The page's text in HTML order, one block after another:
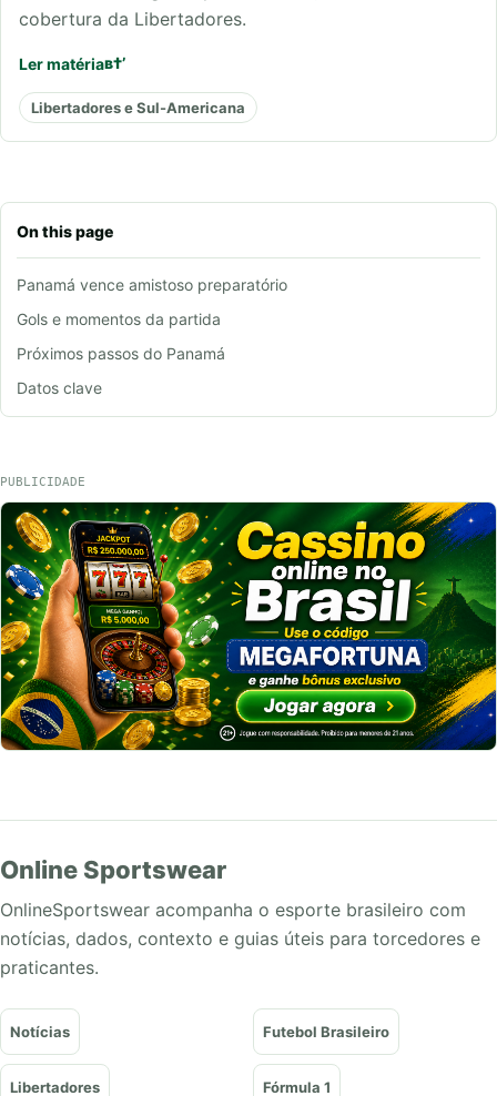
On this page
Panamá vence amistoso preparatório
Gols e momentos da partida
Próximos passos do Panamá
Datos clave
cobertura da Libertadores.
Ler matéria
Libertadores e Sul-Americana
PUBLICIDADE
Online Sportswear
OnlineSportswear acompanha o esporte brasileiro com
notícias, dados, contexto e guias úteis para torcedores e
praticantes.
Notícias Futebol Brasileiro
Libertadores Fórmula 1